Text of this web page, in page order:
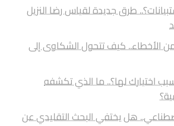
طرق جديدة لقياس رضا النزيل
من الأخطاء.. كيف تتحول الشكاوى إلى
اختيارك لها؟.. ما الذي تكشفه
هل يختفي البحث التقليدي عن